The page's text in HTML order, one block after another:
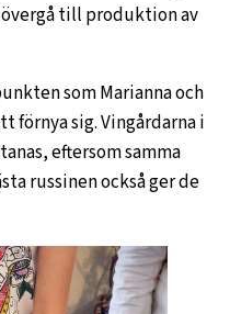
till produktion av
som Marianna och
förnya sig. Vingårdarna i
eftersom samma
russinen också ger de